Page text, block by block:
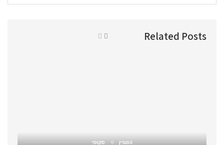
Related Posts
המגזין מקומי